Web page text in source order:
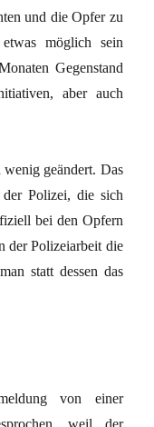
und die Opfer zu
möglich sein
Gegenstand
aber auch
geändert. Das
Polizei, die sich
bei den Opfern
der Polizeiarbeit die
statt dessen das
von einer
weil der